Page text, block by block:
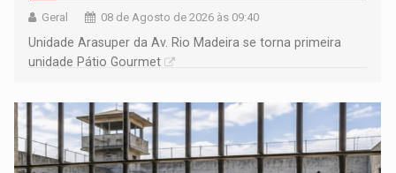
Geral 08 de Agosto de 2026 às 09:40
Unidade Arasuper da Av. Rio Madeira se torna primeira
unidade Pátio Gourmet